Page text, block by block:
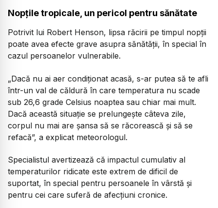
Nopțile tropicale, un pericol pentru sănătate
Potrivit lui Robert Henson, lipsa răcirii pe timpul nopții
poate avea efecte grave asupra sănătății, în special în
cazul persoanelor vulnerabile.
„Dacă nu ai aer condiționat acasă, s-ar putea să te afli
într-un val de căldură în care temperatura nu scade
sub 26,6 grade Celsius noaptea sau chiar mai mult.
Dacă această situație se prelungește câteva zile,
corpul nu mai are șansa să se răcorească și să se
refacă”, a explicat meteorologul.
Specialistul avertizează că impactul cumulativ al
temperaturilor ridicate este extrem de dificil de
suportat, în special pentru persoanele în vârstă și
pentru cei care suferă de afecțiuni cronice.